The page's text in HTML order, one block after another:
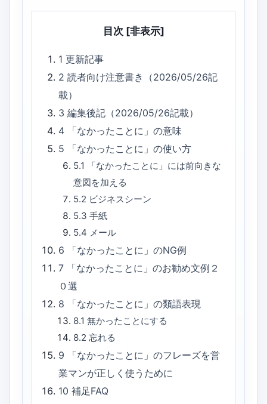
目次 [非表示]
1更新記事
2読者向け注意書き（2026/05/26記
載）
3編集後記（2026/05/26記載）
4
「なかったことに」の意味
5
「なかったことに」の使い方
5.1
「なかったことに」には前向きな
意図を加える
5.2 ビジネスシーン
5.3 手紙
5.4 メール
6
「なかったことに」のNG例
7
「なかったことに」のお勧め文例２
０選
8
「なかったことに」の類語表現
8.1 無かったことにする
8.2 忘れる
9
「なかったことに」のフレーズを営
業マンが正しく使うために
10補足FAQ